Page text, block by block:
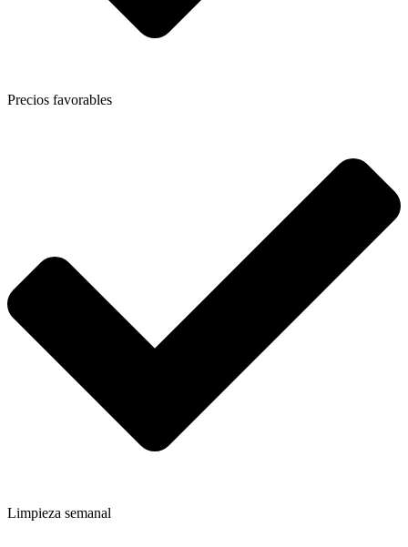
Precios favorables
Limpieza semanal